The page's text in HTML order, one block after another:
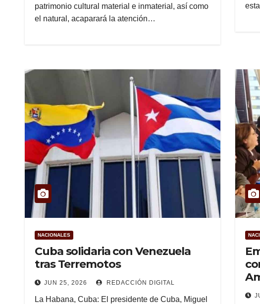
patrimonio cultural material e inmaterial, así como
el natural, acaparará la atención…
NACIONALES
Cuba solidaria con Venezuela
tras Terremotos
JUN 25, 2026 REDACCIÓN DIGITAL
La Habana, Cuba: El presidente de Cuba, Miguel